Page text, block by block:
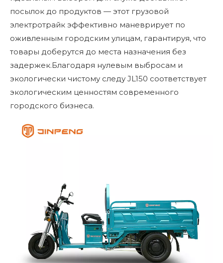
посылок до продуктов — этот грузовой
электротрайк эффективно маневрирует по
оживленным городским улицам, гарантируя, что
товары доберутся до места назначения без
задержек.Благодаря нулевым выбросам и
экологически чистому следу JL150 соответствует
экологическим ценностям современного
городского бизнеса.